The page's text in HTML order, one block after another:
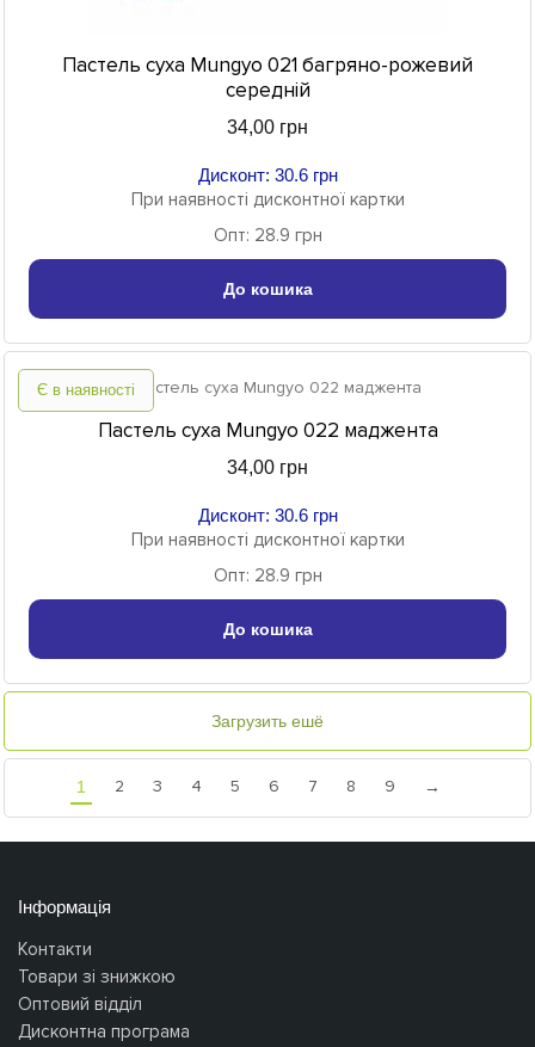
Пастель суха Mungyo 021 багряно-рожевий
середній
34,00 грн
Дисконт: 30.6 грн
При наявності дисконтної картки
Опт: 28.9 грн
До кошика
Є в наявності
Пастель суха Mungyo 022 маджента
34,00 грн
Дисконт: 30.6 грн
При наявності дисконтної картки
Опт: 28.9 грн
До кошика
Загрузить ешё
1 2 3 4 5 6 7 8 9 →
Інформація
Контакти
Товари зі знижкою
Оптовий відділ
Дисконтна програма